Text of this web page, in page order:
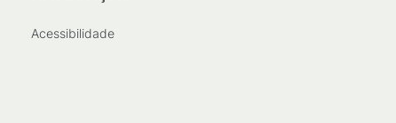
Acessibilidade